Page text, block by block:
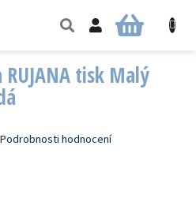
NÁKUPNÍ
tisk Malý
Podrobnosti hodnocení